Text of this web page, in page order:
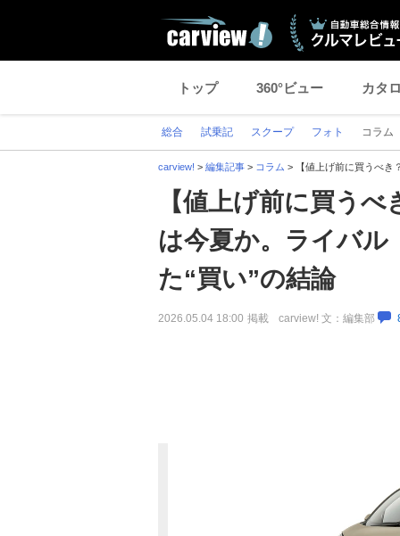
トップ 360°ビュー カタ
総合 試乗記 スクープ フォト コラム
carview! > 編集記事 > コラム > 【値上げ前に買うべ
【値上げ前に買う
は今夏か。ライバル
た“買い”の結論
2026.05.04 18:00 掲載 carview! 文：編集部